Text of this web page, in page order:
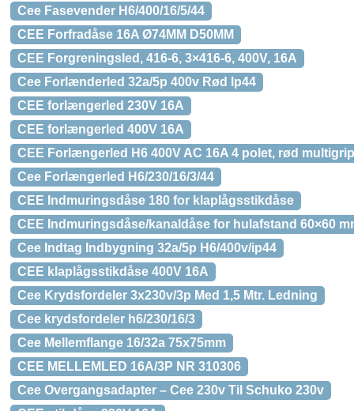
Cee Fasevender H6/400/16/5/44
CEE Forfradåse 16A Ø74MM D50MM
CEE Forgreningsled, 416-6, 3×416-6, 400V, 16A
Cee Forlænderled 32a/5p 400v Rød Ip44
CEE forlængerled 230V 16A
CEE forlængerled 400V 16A
CEE Forlængerled H6 400V AC 16A 4 polet, rød
Cee Forlængerled H6/230/16/3/44
CEE Indmuringsdåse 180 for klaplågsstikdåse
CEE Indmuringsdåse/kanaldåse for hulafstand 60×60
Cee Indtag Indbygning 32a/5p H6/400v/ip44
CEE klaplågsstikdåse 400V 16A
Cee Krydsfordeler 3x230v/3p Med 1,5 Mtr. Ledning
Cee krydsfordeler h6/230/16/3
Cee Mellemflange 16/32a 75x75mm
CEE MELLEMLED 16A/3P NR 310306
Cee Overgangsadapter – Cee 230v Til Schuko 230v